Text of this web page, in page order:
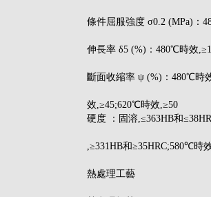
條件屈服強度 σ0.2 (MPa)：
伸長率 δ5 (%)：480℃時效
斷面收縮率 ψ (%)：480℃時
效,≥45;620℃時效,≥50
硬度 ：固溶,≤363HB和
,≥331HB和≥35HRC;580℃時
熱處理工藝